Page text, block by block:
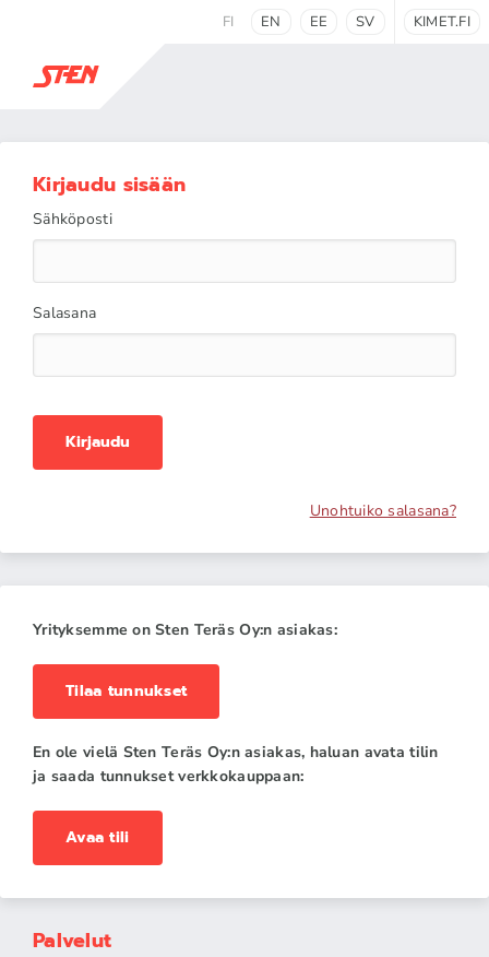
FI EN EE SV KIMET.FI
Kirjaudu sisään
Sähköposti
Salasana
Kirjaudu
Unohtuiko salasana?
Yrityksemme on Sten Teräs Oy:n asiakas:
Tilaa tunnukset
En ole vielä Sten Teräs Oy:n asiakas, haluan avata tilin
ja saada tunnukset verkkokauppaan:
Avaa tili
Palvelut